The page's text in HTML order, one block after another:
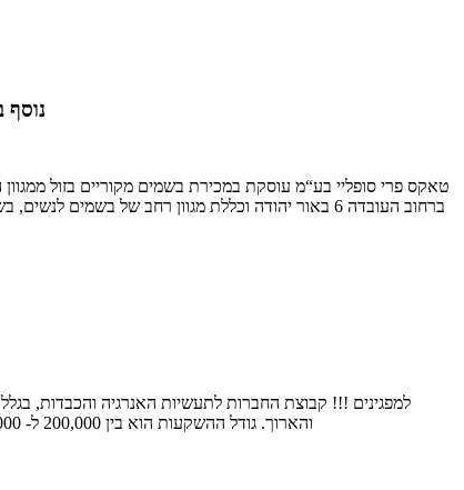
נוסף ב:
ברחוב העובדה 6 באור יהודה וכללת מגוון רחב של בשמים לנשים, בשמים לגברים, בשמים לילדים, טסטרים ומוצרי קוסמטיקה וטיפוח לנשים. צ
למפגינים !!! קבוצת החברות לתעשיות האנרגיה והכבדות,
והארוך. גודל ההשקעות הוא בין 200,000 ל- 1,000,000 עם רווח של עד 10% בחודש ללא אפס סיכונים. כתוב לדואר עבור